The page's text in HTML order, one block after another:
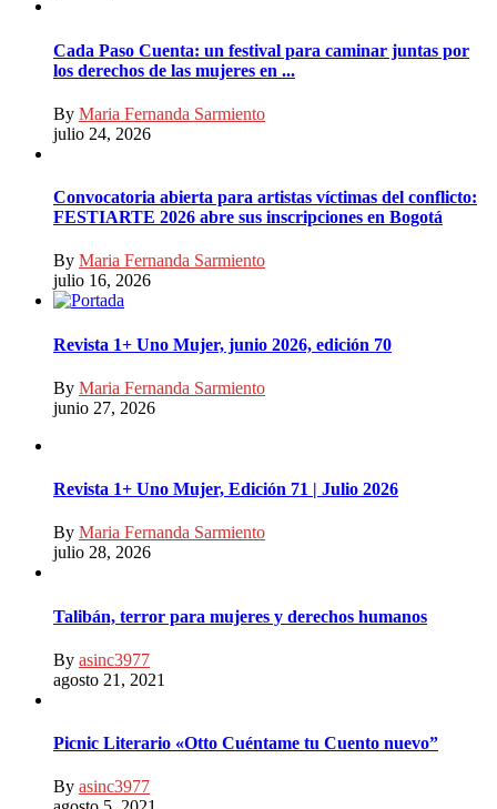
Cada Paso Cuenta: un festival para caminar juntas por
los derechos de las mujeres en ...
By Maria Fernanda Sarmiento
julio 24, 2026
Convocatoria abierta para artistas víctimas del conflicto:
FESTIARTE 2026 abre sus inscripciones en Bogotá
By Maria Fernanda Sarmiento
julio 16, 2026
Revista 1+ Uno Mujer, junio 2026, edición 70
By Maria Fernanda Sarmiento
junio 27, 2026
Revista 1+ Uno Mujer, Edición 71 | Julio 2026
By Maria Fernanda Sarmiento
julio 28, 2026
Talibán, terror para mujeres y derechos humanos
By asinc3977
agosto 21, 2021
Picnic Literario «Otto Cuéntame tu Cuento nuevo”
By asinc3977